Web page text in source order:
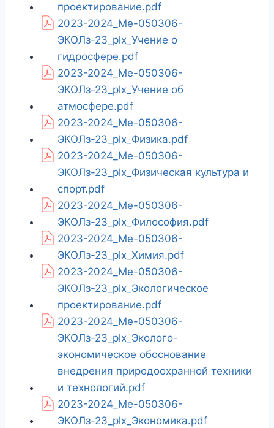
проектирование.pdf
2023-2024_Ме-050306-
ЭКОЛз-23_plx_Учение о
гидросфере.pdf
2023-2024_Ме-050306-
ЭКОЛз-23_plx_Учение об
атмосфере.pdf
2023-2024_Ме-050306-
ЭКОЛз-23_plx_Физика.pdf
2023-2024_Ме-050306-
ЭКОЛз-23_plx_Физическая культура и
спорт.pdf
2023-2024_Ме-050306-
ЭКОЛз-23_plx_Философия.pdf
2023-2024_Ме-050306-
ЭКОЛз-23_plx_Химия.pdf
2023-2024_Ме-050306-
ЭКОЛз-23_plx_Экологическое
проектирование.pdf
2023-2024_Ме-050306-
ЭКОЛз-23_plx_Эколого-
экономическое обоснование
внедрения природоохранной техники
и технологий.pdf
2023-2024_Ме-050306-
ЭКОЛз-23_plx_Экономика.pdf